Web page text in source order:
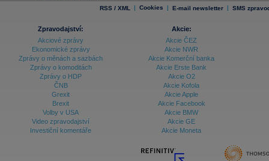
RSS / XML | Cookies | E-mail newsletter | SMS
Zpravodajství:
Akciové zprávy
Ekonomické zprávy
Zprávy o měnách a sazbách
Zprávy o komoditách
Zprávy o HDP
ČNB
Grexit
Brexit
Volby v USA
Video zpravodajství
Investiční komentáře
Akcie:
Akcie ČEZ
Akcie NWR
Akcie Komerční banka
Akcie Erste Bank
Akcie O2
Akcie Kofola
Akcie Apple
Akcie Facebook
Akcie BMW
Akcie GE
Akcie Moneta